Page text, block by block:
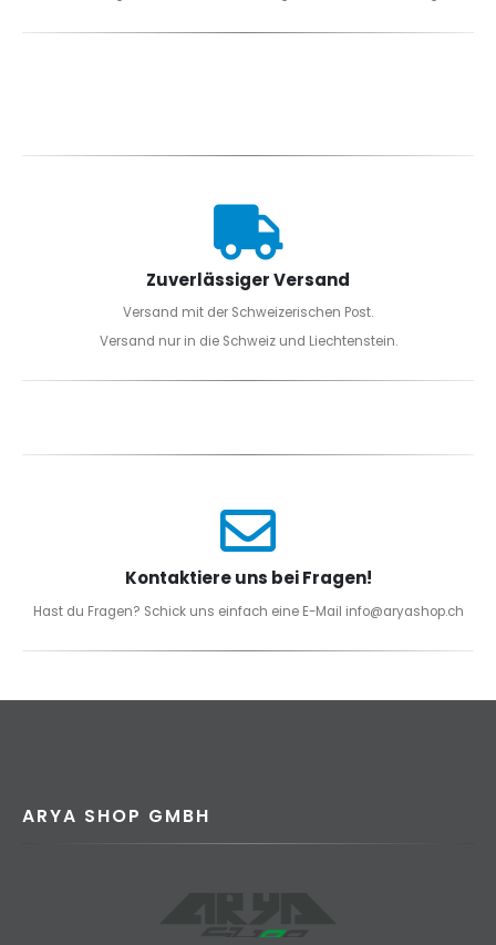
Zuverlässiger Versand
Versand mit der Schweizerischen Post.
Versand nur in die Schweiz und Liechtenstein.
Kontaktiere uns bei Fragen!
Hast du Fragen? Schick uns einfach eine E-Mail info@aryashop.ch
ARYA SHOP GMBH